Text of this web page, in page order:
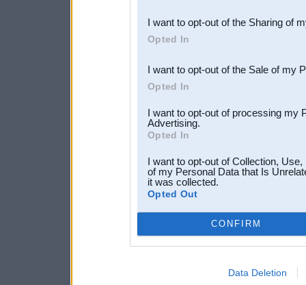
Downstream Participants
third parties.
I want to opt-out of the Sharing of
Opted In
I want to opt-out of the Sale of my
Opted In
I want to opt-out of processing my
Advertising.
Opted In
I want to opt-out of Collection,
of my Personal Data that Is
it was collected.
Opted Out
CONFIRM
Data Deletion